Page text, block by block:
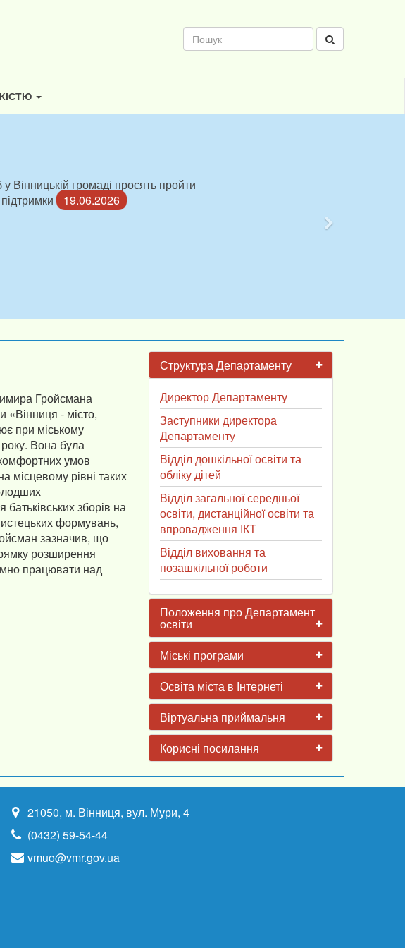
Вінницькій громаді просять пройти
19.06.2026
Гройсмана
«Вінниця - місто,
при міському
Вона була
умов
місцевому рівні таких
зборів на
формувань,
зазначив, що
розширення
працювати над
Структура Департаменту
Директор Департаменту
Заступники директора
Департаменту
Відділ дошкільної освіти та
обліку дітей
Відділ загальної середньої
освіти, дистанційної освіти та
впровадження ІКТ
Відділ виховання та
позашкільної роботи
Положення про Департамент
освіти
Міські програми
Освіта міста в Інтернеті
Віртуальна приймальня
Корисні посилання
21050, м. Вінниця, вул. Мури, 4
(0432) 59-54-44
vmuo@vmr.gov.ua